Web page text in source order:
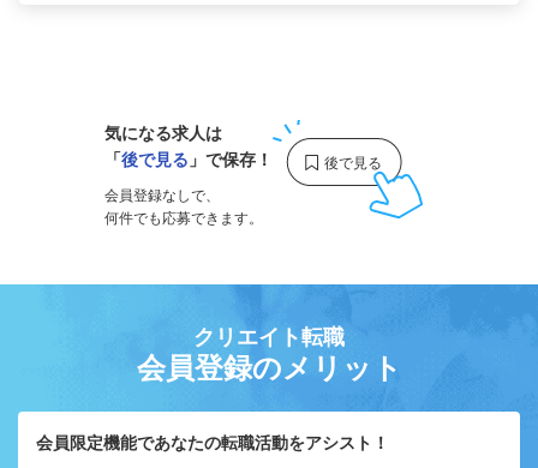
気になる求人は
「後で見る 」で保存！
会員登録なしで、
何件でも応募できます。
クリエイト転職
会員登録のメリット
会員限定機能であなたの転職活動をアシスト！